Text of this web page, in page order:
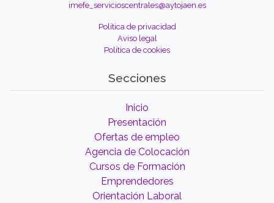
imefe_servicioscentrales@aytojaen.es
Política de privacidad
Aviso legal
Política de cookies
Secciones
Inicio
Presentación
Ofertas de empleo
Agencia de Colocación
Cursos de Formación
Emprendedores
Orientación Laboral